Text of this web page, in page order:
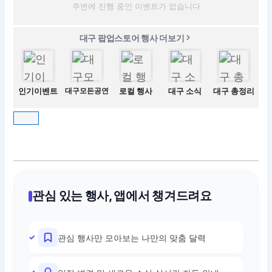
주변에 진행 중인 이벤트가 없습니다
대구 팝업스토어 행사 더보기
인기이벤트 대구모든공연 로컬 행사 대구 소식 대구 총정리
관심 있는 행사, 앱에서 챙겨드려요
관심 행사만 모아보는 나만의 맞춤 달력